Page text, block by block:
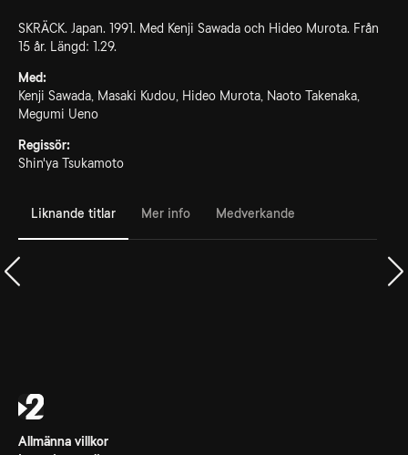
SKRÄCK. Japan. 1991. Med Kenji Sawada och Hideo Murota. Från
15 år. Längd: 1.29.
Med:
Kenji Sawada, Masaki Kudou, Hideo Murota, Naoto Takenaka,
Megumi Ueno
Regissör:
Shin'ya Tsukamoto
Liknande titlar Mer info Medverkande
Allmänna villkor